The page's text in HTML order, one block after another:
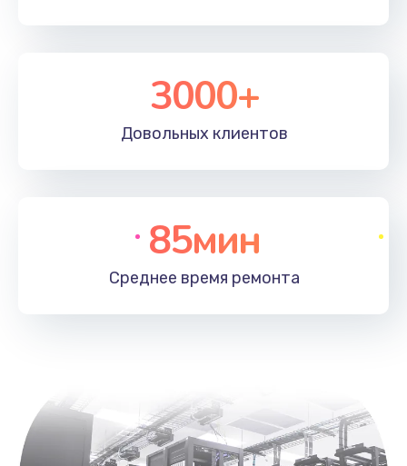
3000+
Довольных клиентов
85мин
Среднее время ремонта